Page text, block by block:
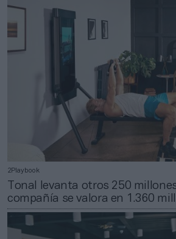
2Playbook
Tonal levanta otros 250
compañía se valora en 1.360